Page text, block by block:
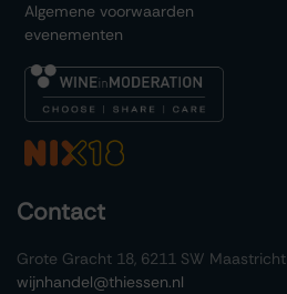
Algemene voorwaarden
evenementen
Contact
Grote Gracht 18, 6211 SW Maastricht
wijnhandel@thiessen.nl